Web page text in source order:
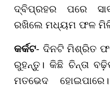
ଦ୍ବିପ୍ରହର ପରେ
ରଖିଲେ ମଧ୍ୟମ ଫଳ
କର୍କଟ- ଦିନଟି ମିଶ୍ରିତ ଫଳ
ରୁହନ୍ତୁ। କିଛି ଚିନ୍ତା
ମତଭେଦ